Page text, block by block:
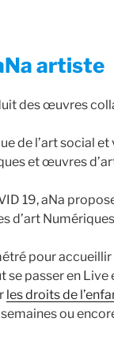
artiste
des œuvres
de l’art social
et œuvres
19, aNa
d’art
pour
se passer en
les droits de
ou